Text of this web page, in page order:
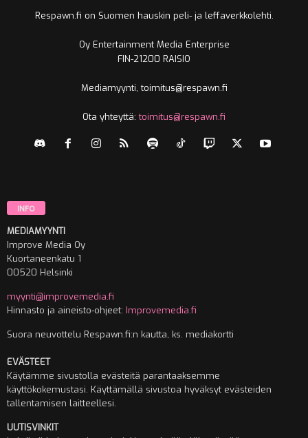
Respawn.fi on Suomen hauskin peli- ja leffaverkkolehti.
Oy Entertainment Media Enterprise
FIN-21200 RAISIO
Mediamyynti, toimitus@respawn.fi
Ota yhteyttä:toimitus@respawn.fi
INFO
MEDIAMYYNTI
Improve Media Oy
Kuortaneenkatu 1
00520 Helsinki
myynti@improvemedia.fi
Hinnasto ja aineisto-ohjeet: Improvemedia.fi
Suora neuvottelu Respawn.fi:n kautta, ks. mediakortti
EVÄSTEET
Käytämme sivustolla evästeitä parantaaksemme
käyttökokemustasi. Käyttämällä sivustoa hyväksyt evästeiden
tallentamisen laitteellesi.
UUTISVINKIT